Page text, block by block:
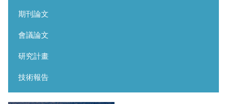
期刊論文
會議論文
研究計畫
技術報告